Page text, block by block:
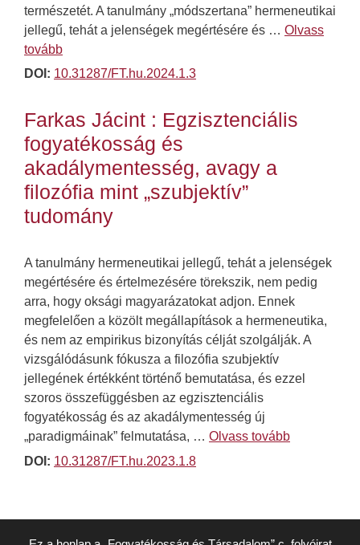
természetét. A tanulmány „módszertana” hermeneutikai
jellegű, tehát a jelenségek megértésére és … Olvass
tovább
DOI: 10.31287/FT.hu.2024.1.3
Farkas Jácint : Egzisztenciális
fogyatékosság és
akadálymentesség, avagy a
filozófia mint „szubjektív”
tudomány
A tanulmány hermeneutikai jellegű, tehát a jelenségek
megértésére és értelmezésére törekszik, nem pedig
arra, hogy oksági magyarázatokat adjon. Ennek
megfelelően a közölt megállapítások a hermeneutika,
és nem az empirikus bizonyítás célját szolgálják. A
vizsgálódásunk fókusza a filozófia szubjektív
jellegének értékként történő bemutatása, és ezzel
szoros összefüggésben az egzisztenciális
fogyatékosság és az akadálymentesség új
„paradigmáinak” felmutatása, … Olvass tovább
DOI: 10.31287/FT.hu.2023.1.8